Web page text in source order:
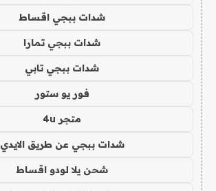
شدات ببجي اقساط
شدات ببجي تمارا
شدات ببجي تابي
فور يو ستور
متجر 4u
شدات ببجي عن طريق الايدي
شحن يلا لودو اقساط